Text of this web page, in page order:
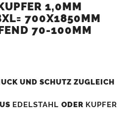
1,0MM
700X1850MM (
70-100MM Ü
UND SCHUTZ ZUGLEICH
EDELSTAHL ODER KUPFER